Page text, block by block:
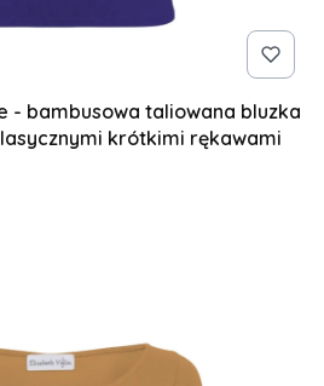
- bambusowa taliowana bluzka
krótkimi rękawami